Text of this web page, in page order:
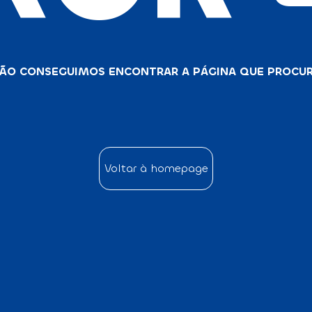
CONSEGUIMOS ENCONTRAR A PÁGINA QUE
Voltar à homepage